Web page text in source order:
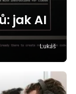
jak AI
Lukáš